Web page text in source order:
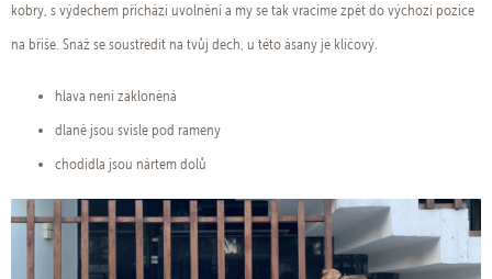
kobry, s výdechem přichází uvolnění a my se tak vracíme zpět do výchozí pozice
na břiše. Snaž se soustředit na tvůj dech, u této ásany je klíčový.
hlava není zakloněná
dlaně jsou svisle pod rameny
chodidla jsou nártem dolů